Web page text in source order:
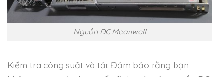
Nguồn DC Meanwell
Kiểm tra công suất và tải: Đảm bảo rằng bạn